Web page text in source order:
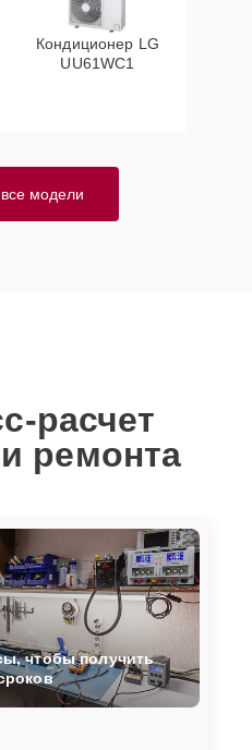
Кондиционер LG
UU61WC1
модели
расчет
ремонта
чтобы получить